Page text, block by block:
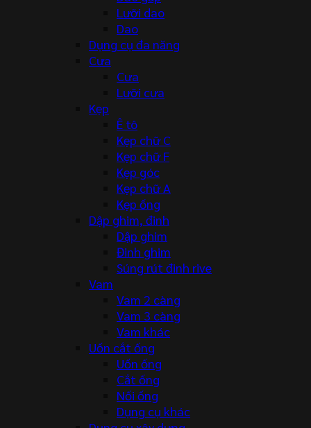
Lưỡi dao
Dao
Dụng cụ đa năng
Cưa
Cưa
Lưỡi cưa
Kẹp
Ê tô
Kẹp chữ C
Kẹp chữ F
Kẹp góc
Kẹp chữ A
Kẹp ống
Dập ghim, đinh
Dập ghim
Đinh ghim
Súng rút đinh rive
Vam
Vam 2 càng
Vam 3 càng
Vam khác
Uốn cắt ống
Uốn ống
Cắt ống
Nối ống
Dụng cụ khác